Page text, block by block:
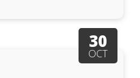
30
OCT